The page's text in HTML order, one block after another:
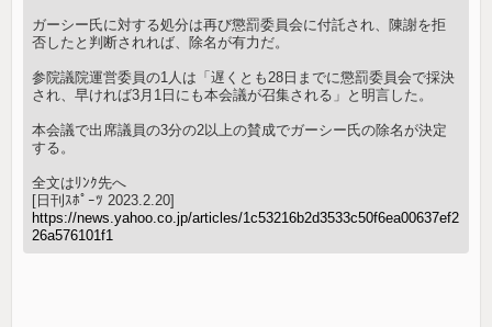
ガーシー氏に対する処分は再び懲罰委員会に付託され、陳謝を拒
否したと判断されれば、除名が有力だ。
参院議院運営委員の1人は「遅くとも28日までに懲罰委員会で採決
され、早ければ3月1日にも本会議が召集される」と明言した。
本会議で出席議員の3分の2以上の賛成でガーシー氏の除名が決定
する。
全文はﾘﾝｸ先へ
[日刊ｽﾎﾟｰﾂ 2023.2.20]
https://news.yahoo.co.jp/articles/1c53216b2d3533c50f6ea00637ef2
26a576101f1